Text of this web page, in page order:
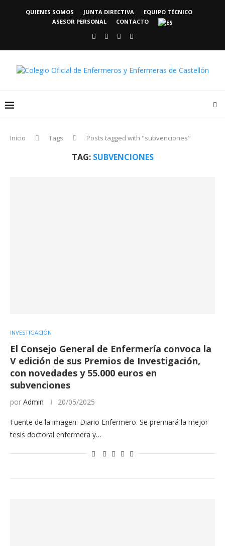
QUIENES SOMOS JUNTA DIRECTIVA
EQUIPO TÉCNICO
ASESOR PERSONAL
CONTACTO
Inicio Tags Posts tagged with "subvenciones"
TAG: SUBVENCIONES
INVESTIGACIÓN
El Consejo General de Enfermería convoca la
V edición de sus Premios de Investigación,
con novedades y 55.000 euros en
subvenciones
por Admin 20/05/2025
Fuente de la imagen: Diario Enfermero. Se premiará la mejor
tesis doctoral enfermera y…